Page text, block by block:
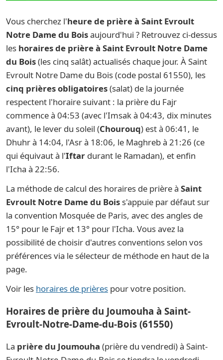
Vous cherchez l'heure de prière à Saint Evroult
Notre Dame du Boisaujourd'hui ? Retrouvez ci-dessus
les horaires de prière à Saint Evroult Notre Dame
du Bois(les cinq salât) actualisés chaque jour. À Saint
Evroult Notre Dame du Bois (code postal 61550), les
cinq prières obligatoires(salat) de la journée
respectent l'horaire suivant : la prière du Fajr
commence à 04:53 (avec l'Imsak à 04:43, dix minutes
avant), le lever du soleil (Chourouq) est à 06:41, le
Dhuhr à 14:04, l'Asr à 18:06, le Maghreb à 21:26 (ce
qui équivaut à l'Iftar durant le Ramadan), et enfin
l'Icha à 22:56.
La méthode de calcul des horaires de prière à Saint
Evroult Notre Dame du Bois s'appuie par défaut sur
la convention Mosquée de Paris, avec des angles de
15° pour le Fajr et 13° pour l'Icha. Vous avez la
possibilité de choisir d'autres conventions selon vos
préférences via le sélecteur de méthode en haut de la
page.
Voir les horaires de prières pour votre position.
Horaires de prière du Joumouha à Saint-
Evroult-Notre-Dame-du-Bois (61550)
La prière du Joumouha (prière du vendredi) à Saint-